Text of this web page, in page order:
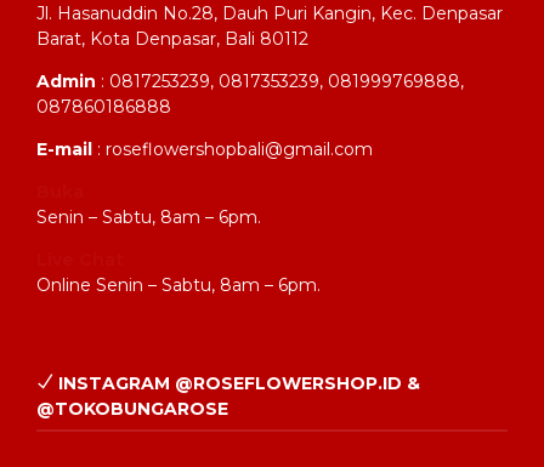
Jl. Hasanuddin No.28, Dauh Puri Kangin, Kec. Denpasar
Barat, Kota Denpasar, Bali 80112
Admin : 0817253239, 0817353239, 081999769888,
087860186888
E-mail : roseflowershopbali@gmail.com
Senin – Sabtu, 8am – 6pm.
Online Senin – Sabtu, 8am – 6pm.
INSTAGRAM @ROSEFLOWERSHOP.ID &
@TOKOBUNGAROSE